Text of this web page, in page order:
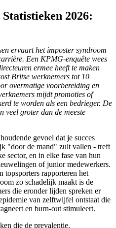
2026:
ervaart het imposter syndroom
Een KPMG-enquête wees
ermee heeft te maken
Britse werknemers tot 10
overmatige voorbereiding en
mijdt promoties of
te worden als een bedrieger. De
veel groter dan de meeste
gevoel dat je succes
"door de mand" zult vallen - treft
sector, en in elke fase van hun
of junior medewerkers.
topsporters rapporteren het
zo schadelijk maakt is de
die eronder lijden spreken er
van zelftwijfel ontstaat die
en burn-out stimuleert.
die de prevalentie,